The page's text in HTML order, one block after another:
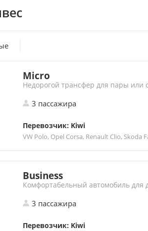
Micro
Недорогой трансфер для пары или
3 пассажира
Перевозчик: Kiwi
VW Polo, Opel Corsa, Renault Clio, Skoda
Business
Комфортабельный автомобиль для
3 пассажира
Перевозчик: Kiwi